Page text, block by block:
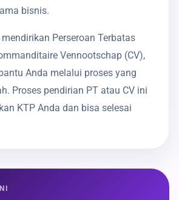
bisnis.
Perseroan Terbatas
Vennootschap (CV),
Anda melalui proses yang
Proses pendirian PT atau CV ini
KTP Anda dan bisa selesai